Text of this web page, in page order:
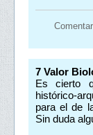
7 Valor
Es cierto
histórico-
para el de
Sin duda